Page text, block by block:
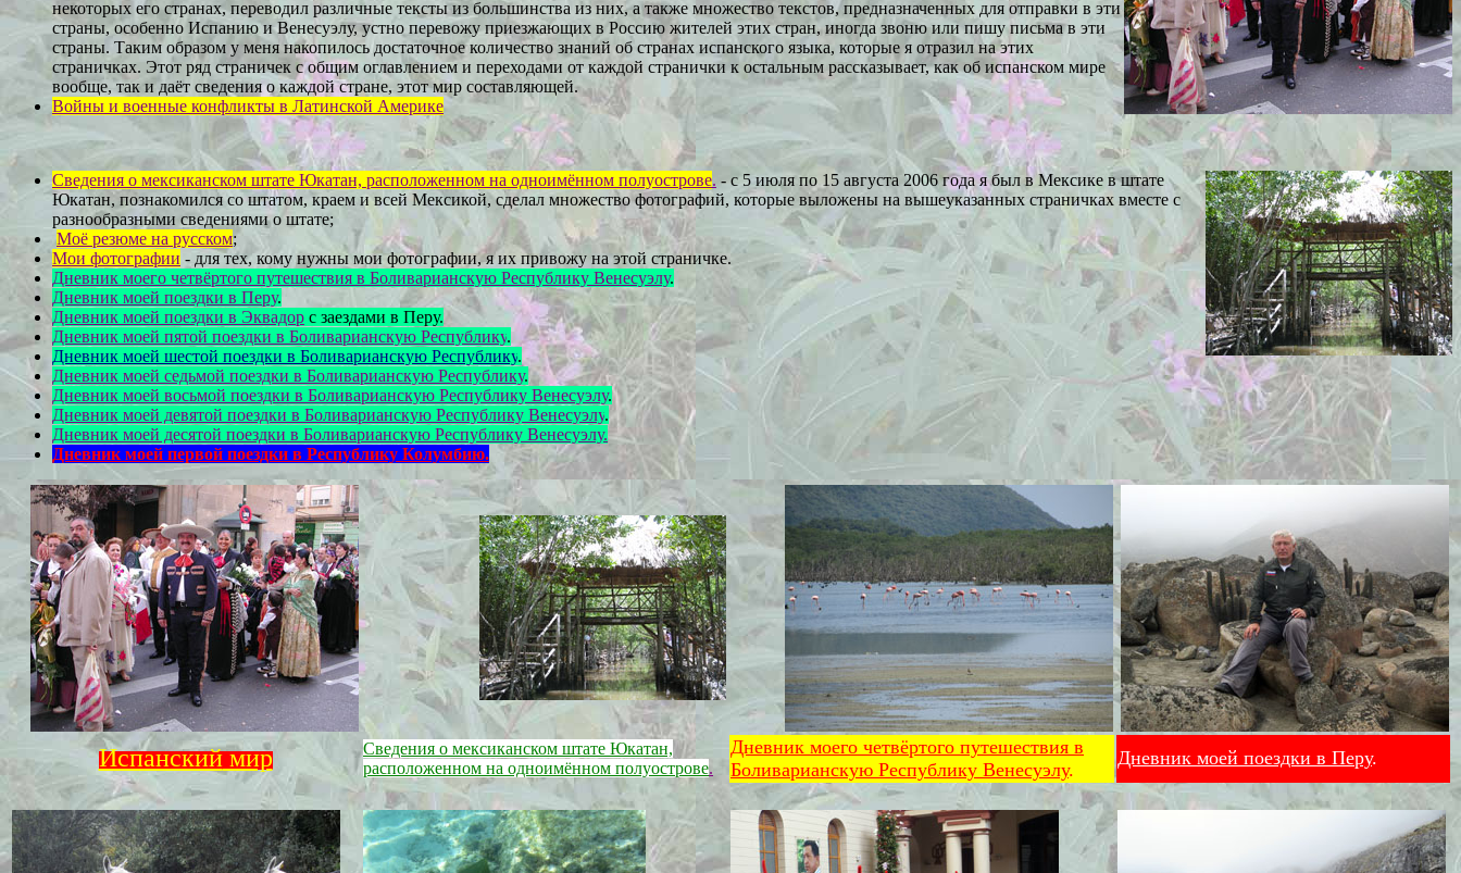
некоторых его странах, переводил различные тексты из большинства из них, а также множество текстов, предназначенных для отправки в эти
страны, особенно Испанию и Венесуэлу, устно перевожу приезжающих в Россию жителей этих стран, иногда звоню или пишу письма в эти
страны. Таким образом у меня накопилось достаточное количество знаний об странах испанского языка, которые я отразил на этих
страничках. Этот ряд страничек с общим оглавлением и переходами от каждой странички к остальным рассказывает, как об испанском мире
вообще, так и даёт сведения о каждой стране, этот мир составляющей.
Войны и военные конфликты в Латинской Америке
Сведения о мексиканском штате Юкатан, расположенном на одноимённом полуострове. - с 5 июля по 15 августа 2006 года я был в Мексике в штате
Юкатан, познакомился со штатом, краем и всей Мексикой, сделал множество фотографий, которые выложены на вышеуказанных страничках вместе с
разнообразными сведениями о штате;
Моё резюме на русском;
Мои фотографии - для тех, кому нужны мои фотографии, я их привожу на этой страничке.
Дневник моего четвёртого путешествия в Боливарианскую Республику Венесуэлу.
Дневник моей поездки в Перу.
Дневник моей поездки в Эквадор с заездами в Перу.
Дневник моей пятой поездки в Боливарианскую Республику.
Дневник моей шестой поездки в Боливарианскую Республику.
Дневник моей седьмой поездки в Боливарианскую Республику.
Дневник моей восьмой поездки в Боливарианскую Республику Венесуэлу.
Дневник моей девятой поездки в Боливарианскую Республику Венесуэлу.
Дневник моей десятой поездки в Боливарианскую Республику Венесуэлу.
Дневник моей первой поездки в Республику Колумбию.
Испанcкиймир
Сведения о мексиканском штате Юкатан,
расположенном на одноимённом полуострове.
Дневник моего четвёртого путешествия в
Боливарианскую Республику Венесуэлу.
Дневник моей поездки в Перу.